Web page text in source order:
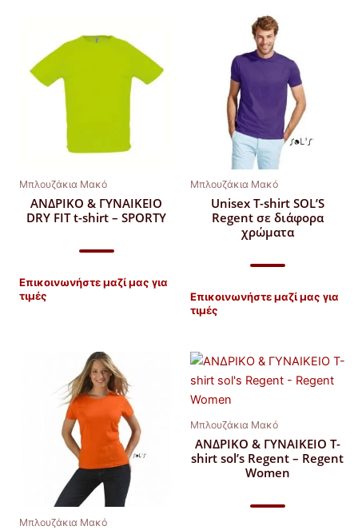
Μπλουζάκια Μακό
ΑΝΔΡΙΚΟ & ΓΥΝΑΙΚΕΙΟ
DRY FIT t-shirt – SPORTY
Επικοινωνήστε μαζί μας για
τιμές
Μπλουζάκια Μακό
Unisex T-shirt SOL’S
Regent σε διάφορα
χρώματα
Επικοινωνήστε μαζί μας για
τιμές
Μπλουζάκια Μακό
Μπλουζάκια Μακό
ΑΝΔΡΙΚΟ & ΓΥΝΑΙΚΕΙΟ T-
shirt sol’s Regent – Regent
Women